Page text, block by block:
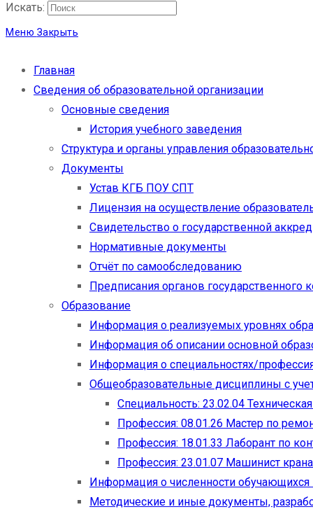
Искать:
Меню Закрыть
Главная
Сведения об образовательной организации
Основные сведения
История учебного заведения
Структура и органы управления
Документы
Устав КГБ ПОУ СПТ
Лицензия на осуществление
Свидетельство о государственной
Нормативные документы
Отчёт по самообследованию
Предписания органов государственного
Образование
Информация о реализуемых уровнях
Информация об описании основной
Информация о специальностях/
Общеобразовательные дисциплины с
Специальность: 23.02.04
Профессия: 08.01.26 Мастер по
Профессия: 18.01.33 Лаборант по
Профессия: 23.01.07 Машинист
Информация о численности
Методические и иные документы,